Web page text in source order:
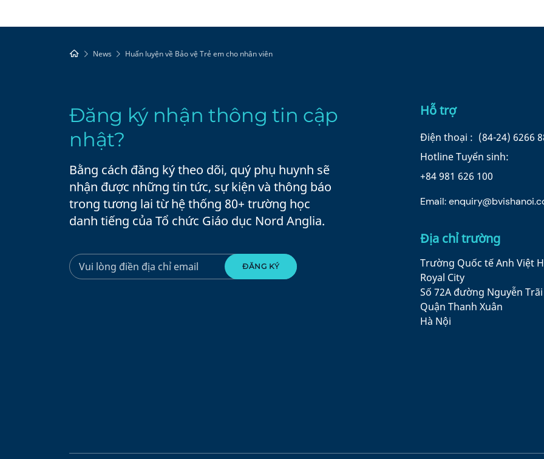
News Huấn luyện về Bảo vệ Trẻ em cho nhân viên
Đăng ký nhận thông tin cập
nhật?
Bằng cách đăng ký theo dõi, quý phụ huynh sẽ
nhận được những tin tức, sự kiện và thông báo
trong tương lai từ hệ thống 80+ trường học
danh tiếng của Tổ chức Giáo dục Nord Anglia.
Hỗ trợ
Điện thoại : (84-24) 6266
Hotline Tuyển sinh:
+84 981 626 100
Email:
Địa chỉ trường
Trường Quốc tế Anh Việt
Royal City
Số 72A đường Nguyễn Trãi
Quận Thanh Xuân
Hà Nội